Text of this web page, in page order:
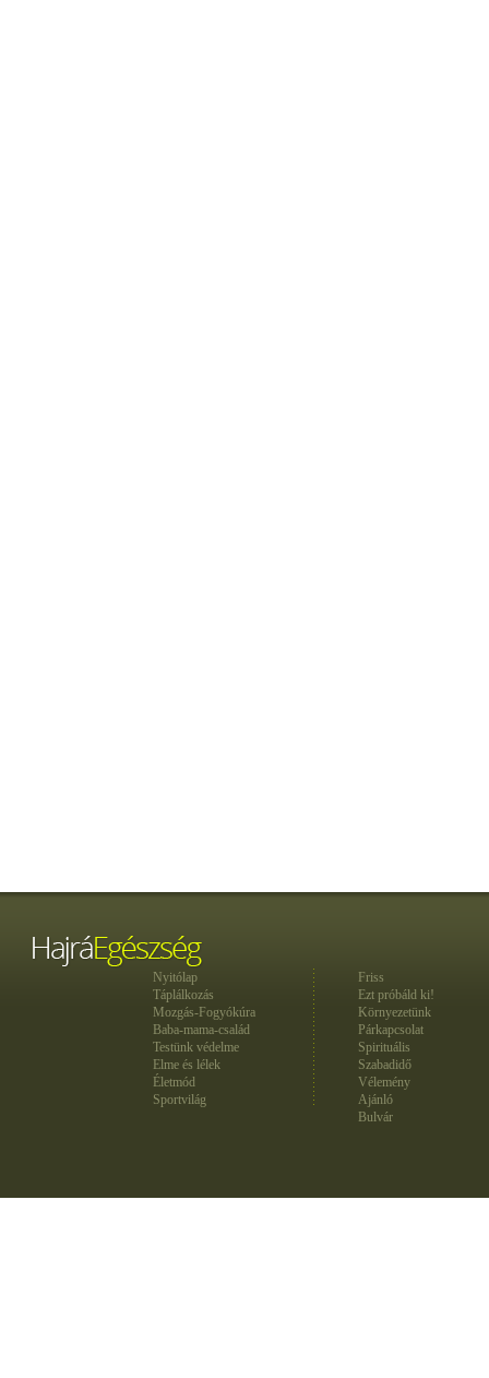
Nyitólap
Táplálkozás
Mozgás-Fogyókúra
Baba-mama-család
Testünk védelme
Elme és lélek
Életmód
Sportvilág
Friss
Ezt próbáld ki!
Környezetünk
Párkapcsolat
Spirituális
Szabadidő
Vélemény
Ajánló
Bulvár